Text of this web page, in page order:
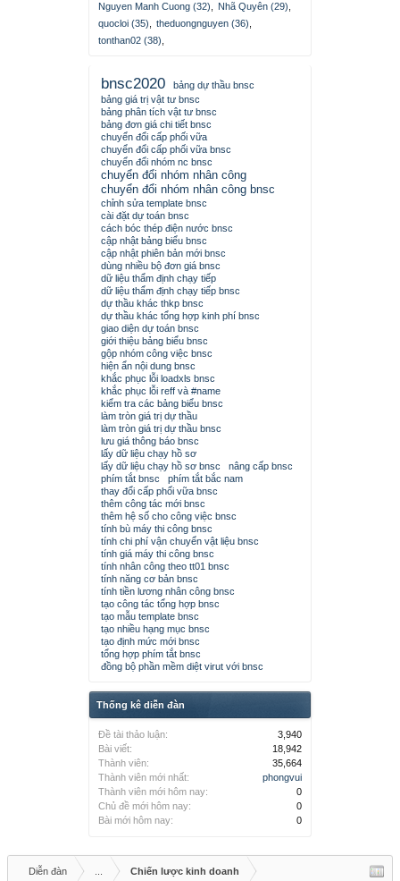
Nguyen Manh Cuong (32)
Nhã Quyên (29)
quocloi (35)
theduongnguyen (36)
tonthan02 (38)
bnsc2020
bảng dự thầu bnsc
bảng giá trị vật tư bnsc
bảng phân tích vật tư bnsc
bảng đơn giá chi tiết bnsc
chuyển đổi cấp phối vữa
chuyển đổi cấp phối vữa bnsc
chuyển đổi nhóm nc bnsc
chuyển đổi nhóm nhân công
chuyển đổi nhóm nhân công bnsc
chỉnh sửa template bnsc
cài đặt dự toán bnsc
cách bóc thép điện nước bnsc
cập nhật bảng biểu bnsc
cập nhật phiên bản mới bnsc
dùng nhiều bộ đơn giá bnsc
dữ liệu thẩm định chạy tiếp
dữ liệu thẩm định chạy tiếp bnsc
dự thầu khác thkp bnsc
dự thầu khác tổng hợp kinh phí bnsc
giao diện dự toán bnsc
giới thiệu bảng biểu bnsc
gộp nhóm công việc bnsc
hiện ẩn nội dung bnsc
khắc phục lỗi loadxls bnsc
khắc phục lỗi reff và #name
kiểm tra các bảng biểu bnsc
làm tròn giá trị dự thầu
làm tròn giá trị dự thầu bnsc
lưu giá thông báo bnsc
lấy dữ liệu chạy hồ sơ
lấy dữ liệu chạy hồ sơ bnsc
nâng cấp bnsc
phím tắt bnsc
phím tắt bắc nam
thay đổi cấp phối vữa bnsc
thêm công tác mới bnsc
thêm hệ số cho công việc bnsc
tính bù máy thi công bnsc
tính chi phí vận chuyển vật liệu bnsc
tính giá máy thi công bnsc
tính nhân công theo tt01 bnsc
tính năng cơ bản bnsc
tính tiền lương nhân công bnsc
tạo công tác tổng hợp bnsc
tạo mẫu template bnsc
tạo nhiều hạng mục bnsc
tạo định mức mới bnsc
tổng hợp phím tắt bnsc
đồng bộ phần mềm diệt virut với bnsc
Thống kê diễn đàn
Đề tài thảo luận:
3,940
Bài viết:
18,942
Thành viên:
35,664
Thành viên mới nhất:
phongvui
Thành viên mới hôm nay:
0
Chủ đề mới hôm nay:
0
Bài mới hôm nay:
0
Diễn đàn Chiến lược kinh doanh